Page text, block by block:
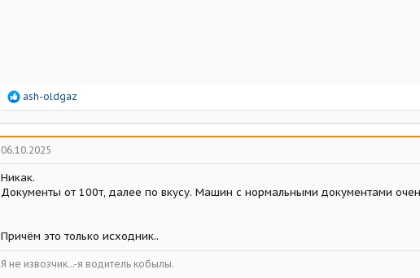
Р
а
к
ц
и
и
ash-oldgaz
06.10.2025
Никак.
Документы от 100т, далее по вкусу. Машин с нормальными документами
Причём это только исходник..
Я не извозчик...-я водитель кобылы.